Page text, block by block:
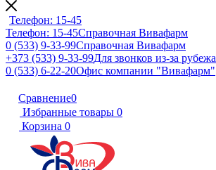
Телефон: 15-45
Телефон: 15-45Справочная Вивафарм
0 (533) 9-33-99Справочная Вивафарм
+373 (533) 9-33-99Для звонков из-за рубежа
0 (533) 6-22-20Офис компании "Вивафарм"
Сравнение0
Избранные товары 0
Корзина 0